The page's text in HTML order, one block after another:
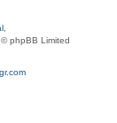
phpBB Limited